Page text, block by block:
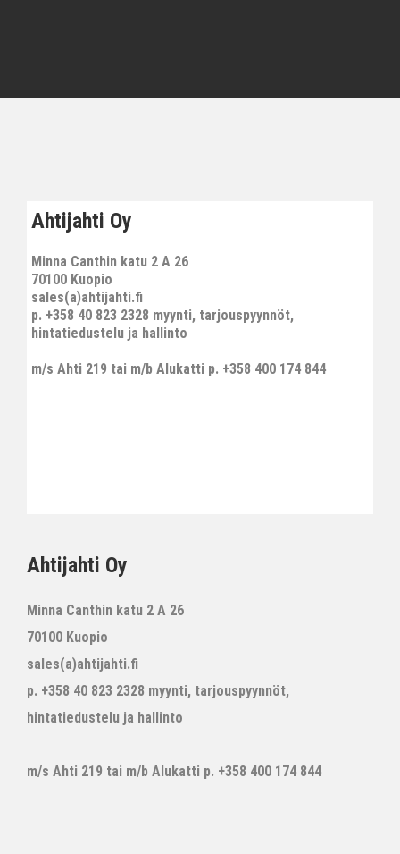
Ahtijahti Oy
Minna Canthin katu 2 A 26
70100 Kuopio
sales(a)ahtijahti.fi
p. +358 40 823 2328 myynti, tarjouspyynnöt,
hintatiedustelu ja hallinto
m/s Ahti 219 tai m/b Alukatti p. +358 400 174 844
Ahtijahti Oy
Minna Canthin katu 2 A 26
70100 Kuopio
sales(a)ahtijahti.fi
p. +358 40 823 2328 myynti, tarjouspyynnöt,
hintatiedustelu ja hallinto
m/s Ahti 219 tai m/b Alukatti p. +358 400 174 844